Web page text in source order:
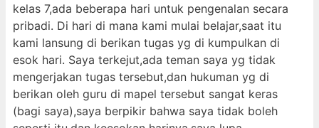
kelas 7,ada beberapa hari untuk pengenalan secara
pribadi. Di hari di mana kami mulai belajar,saat itu
kami lansung di berikan tugas yg di kumpulkan di
esok hari. Saya terkejut,ada teman saya yg tidak
mengerjakan tugas tersebut,dan hukuman yg di
berikan oleh guru di mapel tersebut sangat keras
(bagi saya),saya berpikir bahwa saya tidak boleh